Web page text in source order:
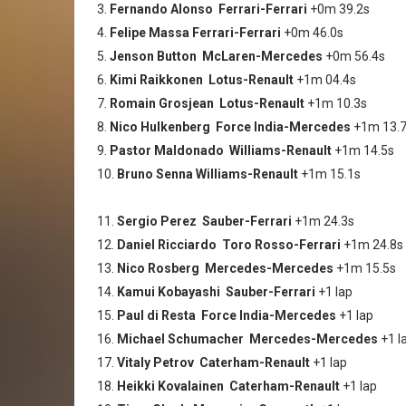
3.
Fernando Alonso Ferrari-Ferrari +0m 39.2s
4. Felipe Massa Ferrari-Ferrari +0m 46.0s
5. Jenson Button McLaren-Mercedes +0m 56.4s
6.
Kimi Raikkonen Lotus-Renault +1m 04.4s
7. Romain Grosjean Lotus-Renault +1m 10.3s
8.
Nico Hulkenberg Force India-Mercedes +1m
9.
Pastor Maldonado Williams-Renault +1m 14.5s
10.
Bruno Senna Williams-Renault +1m 15.1s
11. Sergio Perez Sauber-Ferrari +1m 24.3s
12.
Daniel Ricciardo Toro Rosso-Ferrari +1m 24.8s
13.
Nico Rosberg Mercedes-Mercedes +1m 15.5s
14. Kamui Kobayashi Sauber-Ferrari +1 lap
15.
Paul di Resta Force India-Mercedes +1 lap
16.
Michael Schumacher Mercedes-Mercedes +1
17. Vitaly Petrov Caterham-Renault +1 lap
18.
Heikki Kovalainen Caterham-Renault +1 lap